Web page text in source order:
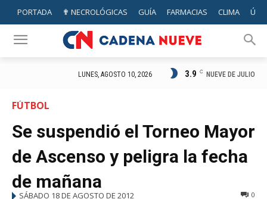
PORTADA ✟ NECROLÓGICAS GUÍA FARMACIAS CLIMA
LUNES, AGOSTO 10, 2026 3.9 C NUEVE DE JULIO
FÚTBOL
Se suspendió el Torneo Mayor
de Ascenso y peligra la fecha
de mañana
SÁBADO 18 DE AGOSTO DE 2012 0